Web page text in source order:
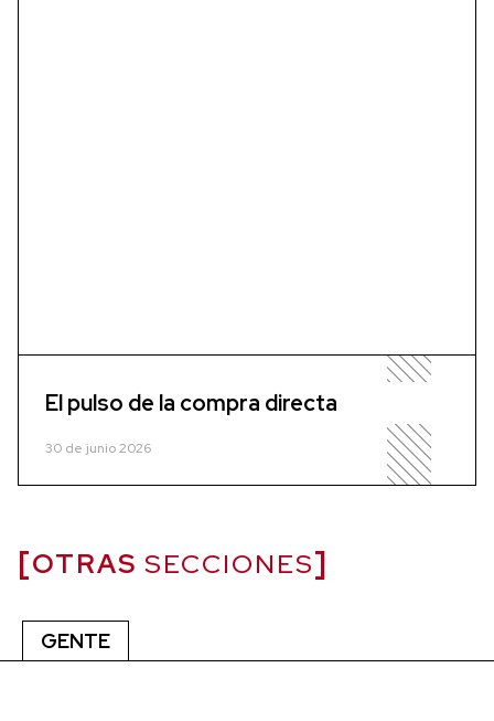
El pulso de la compra directa
30 de junio 2026
OTRAS SECCIONES
GENTE